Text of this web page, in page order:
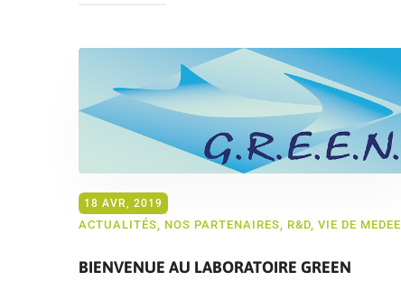
18 AVR, 2019
ACTUALITÉS NOS PARTENAIRES R&D VIE DE MEDEE
BIENVENUE AU LABORATOIRE GREEN